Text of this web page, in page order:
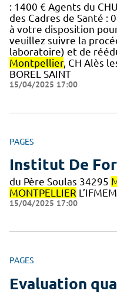
: 1400 € Agents du
des Cadres de Santé :
à votre disposition
veuillez suivre la
laboratoire) et de
Montpellier, CH Alès
BOREL SAINT
15/04/2025 17:00
PAGES
Institut De
du Père Soulas 34295
MONTPELLIER
15/04/2025 17:00
PAGES
Evaluation